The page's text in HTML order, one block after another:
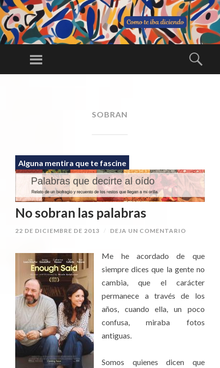
C
A
E
N
D
O
Una larga
Menú
SOBRAN
Alguna mentira que te fascine
No sobran las palabras
22 DE DICIEMBRE DE 2013 / DEJA UN COMENTARIO
Me he acordado de que
siempre dices que la gente no
cambia, que el carácter
permanece a través de los
años, cuando ella, un poco
confusa, miraba fotos
antiguas.
Somos quienes dicen que